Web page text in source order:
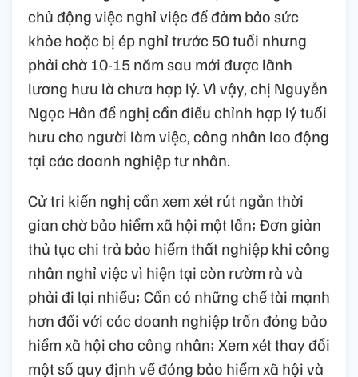
chủ động việc nghỉ việc để đảm bảo sức
khỏe hoặc bị ép nghỉ trước 50 tuổi nhưng
phải chờ 10-15 năm sau mới được lãnh
lương hưu là chưa hợp lý. Vì vậy, chị Nguyễn
Ngọc Hân đề nghị cần điều chỉnh hợp lý tuổi
hưu cho người làm việc, công nhân lao động
tại các doanh nghiệp tư nhân.
Cử tri kiến nghị cần xem xét rút ngắn thời
gian chờ bảo hiểm xã hội một lần; Đơn giản
thủ tục chi trả bảo hiểm thất nghiệp khi công
nhân nghỉ việc vì hiện tại còn rườm rà và
phải đi lại nhiều; Cần có những chế tài mạnh
hơn đối với các doanh nghiệp trốn đóng bảo
hiểm xã hội cho công nhân; Xem xét thay đổi
một số quy định về đóng bảo hiểm xã hội và